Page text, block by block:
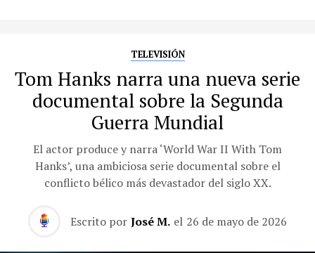
TELEVISIÓN
Tom Hanks narra una nueva serie
documental sobre la Segunda
Guerra Mundial
El actor produce y narra ‘World War II With Tom
Hanks’, una ambiciosa serie documental sobre el
conflicto bélico más devastador del siglo XX.
Escrito por José M. el 26 de mayo de 2026